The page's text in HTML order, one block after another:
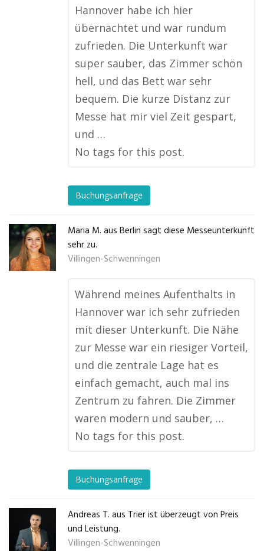
Hannover habe ich hier
übernachtet und war rundum
zufrieden. Die Unterkunft war
super sauber, das Zimmer schön
hell, und das Bett war sehr
bequem. Die kurze Distanz zur
Messe hat mir viel Zeit gespart,
und …
No tags for this post.
Buchungsanfrage
Maria M. aus Berlin sagt diese Messeunterkunft
sehr zu.
Villingen-Schwenningen
Während meines Aufenthalts in
Hannover war ich sehr zufrieden
mit dieser Unterkunft. Die Nähe
zur Messe war ein riesiger Vorteil,
und die zentrale Lage hat es
einfach gemacht, auch mal ins
Zentrum zu fahren. Die Zimmer
waren modern und sauber, …
No tags for this post.
Buchungsanfrage
Andreas T. aus Trier ist überzeugt von Preis
und Leistung.
Villingen-Schwenningen